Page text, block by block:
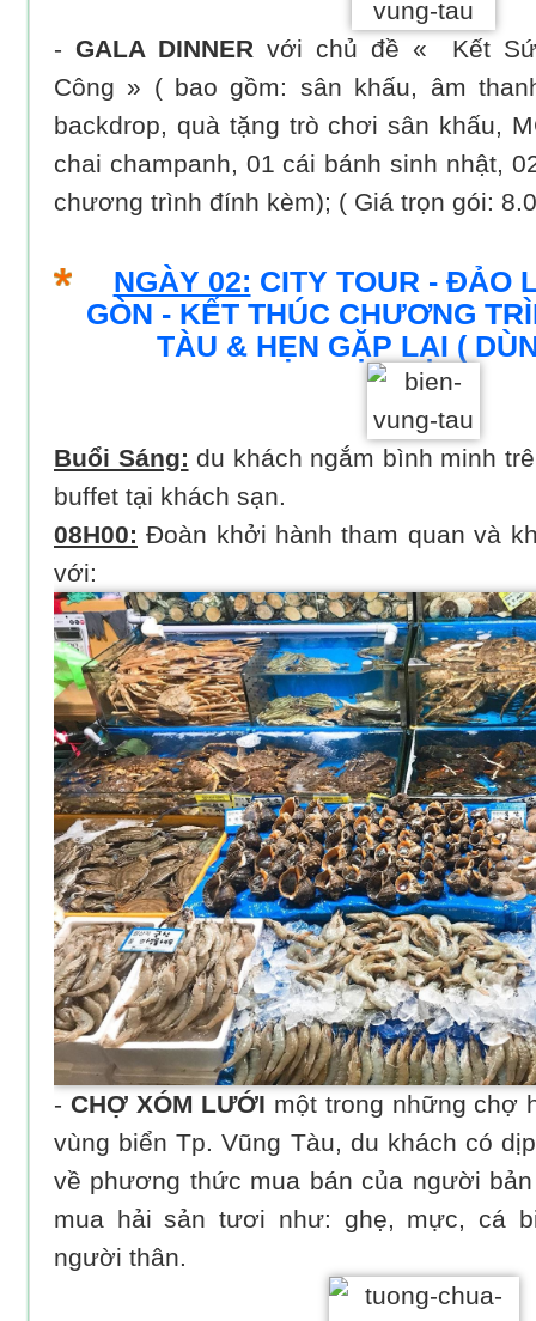
- GALA DINNERvới chủ đề « Kết
Công » ( bao gồm: sân khấu, âm
backdrop, quà tặng trò chơi sân khấu,
chai champanh, 01 cái bánh sinh nhật,
chương trình đính kèm); ( Giá trọn gói:
NGÀY 02: CITY TOUR - ĐẢO
GÒN - KẾT THÚC CHƯƠNG
TÀU & HẸN GẶP LẠI (
Buổi Sáng: du khách ngắm bình minh
buffet tại khách sạn.
08H00: Đoàn khởi hành tham quan và
với:
- CHỢ XÓM LƯỚI một trong những chợ
vùng biển Tp. Vũng Tàu, du khách có
về phương thức mua bán của người
mua hải sản tươi như: ghẹ, mực, cá
người thân.​